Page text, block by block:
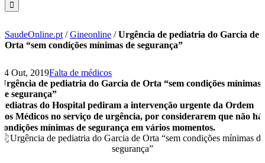
SaudeOnline.pt /Gineonline /Urgência de pediatria do Garcia de
Orta “sem condições mínimas de segurança”
14 Out, 2019Falta de médicos
Urgência de pediatria do Garcia de Orta “sem condições mínimas
de segurança”
Pediatras do Hospital pediram a intervenção urgente da Ordem
dos Médicos no serviço de urgência, por considerarem que não há
condições mínimas de segurança em vários momentos.